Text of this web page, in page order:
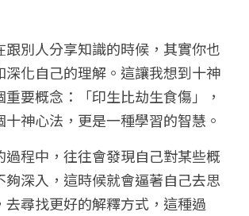
初階班
階班
鬆學
科學八字推理
文
字線上班
跟別人分享知識的時候，其實你也
深化自己的理解。這讓我想到十神
要概念：「印生比劫生食傷」，
十神心法，更是一種學習的智慧。
過程中，往往會發現自己對某些概
夠深入，這時候就會逼著自己去思
去尋找更好的解釋方式，這種過